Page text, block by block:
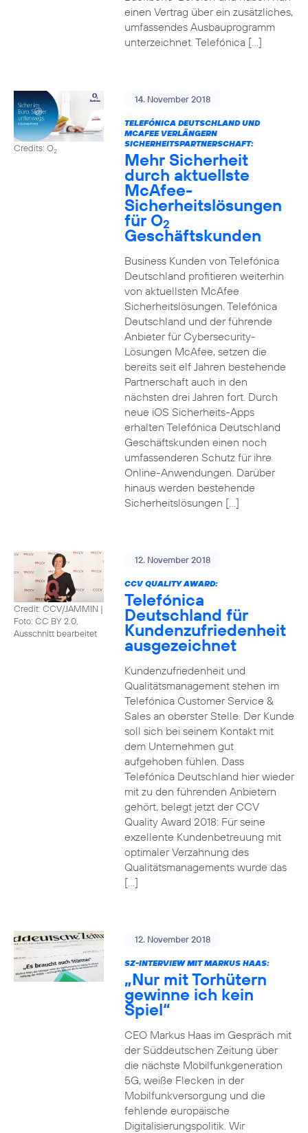
einen Vertrag über ein zusätzliches,
umfassendes Ausbauprogramm
unterzeichnet. Telefónica […]
Credits: O2
14. November 2018
TELEFÓNICA DEUTSCHLAND UND
MCAFEE VERLÄNGERN
SICHERHEITSPARTNERSCHAFT:
Mehr Sicherheit
durch aktuellste
McAfee-
Sicherheitslösungen
für O2
Geschäftskunden
Business Kunden von Telefónica
Deutschland profitieren weiterhin
von aktuellsten McAfee
Sicherheitslösungen. Telefónica
Deutschland und der führende
Anbieter für Cybersecurity-
Lösungen McAfee, setzen die
bereits seit elf Jahren bestehende
Partnerschaft auch in den
nächsten drei Jahren fort. Durch
neue iOS Sicherheits-Apps
erhalten Telefónica Deutschland
Geschäftskunden einen noch
umfassenderen Schutz für ihre
Online-Anwendungen. Darüber
hinaus werden bestehende
Sicherheitslösungen […]
Credit: CCV/JAMMIN |
Foto: CC BY 2.0,
Ausschnitt bearbeitet
12. November 2018
CCV QUALITY AWARD:
Telefónica
Deutschland für
Kundenzufriedenheit
ausgezeichnet
Kundenzufriedenheit und
Qualitätsmanagement stehen im
Telefónica Customer Service &
Sales an oberster Stelle. Der Kunde
soll sich bei seinem Kontakt mit
dem Unternehmen gut
aufgehoben fühlen. Dass
Telefónica Deutschland hier wieder
mit zu den führenden Anbietern
gehört, belegt jetzt der CCV
Quality Award 2018: Für seine
exzellente Kundenbetreuung mit
optimaler Verzahnung des
Qualitätsmanagements wurde das
[…]
12. November 2018
SZ-INTERVIEW MIT MARKUS HAAS:
„Nur mit Torhütern
gewinne ich kein
Spiel“
CEO Markus Haas im Gespräch mit
der Süddeutschen Zeitung über
die nächste Mobilfunkgeneration
5G, weiße Flecken in der
Mobilfunkversorgung und die
fehlende europäische
Digitalisierungspolitik. Wir